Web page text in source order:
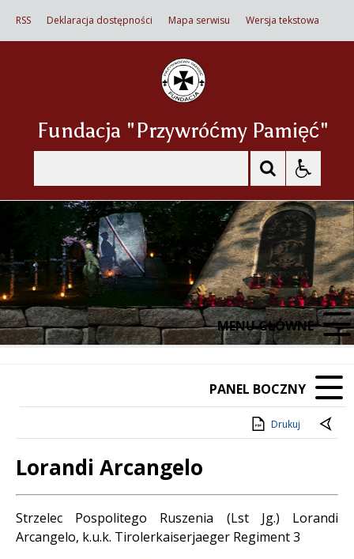
RSS Deklaracja dostępności Mapa serwisu Wersja tekstowa
Fundacja "Przywróćmy Pamięć"
MENU GŁÓWNE
PANEL BOCZNY
Drukuj
Lorandi Arcangelo
Strzelec Pospolitego Ruszenia (Lst Jg.) Lorandi
Arcangelo, k.u.k. Tirolerkaiserjaeger Regiment 3